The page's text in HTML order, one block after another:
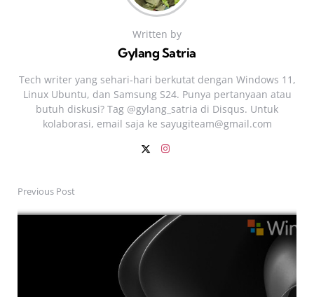
Written by
Gylang Satria
Tech writer yang sehari‑hari berkutat dengan Windows 11,
Linux Ubuntu, dan Samsung S24. Punya pertanyaan atau
butuh diskusi? Tag @gylang_satria di Disqus. Untuk
kolaborasi, email saja ke sayugiteam@gmail.com
PostPrevious Post